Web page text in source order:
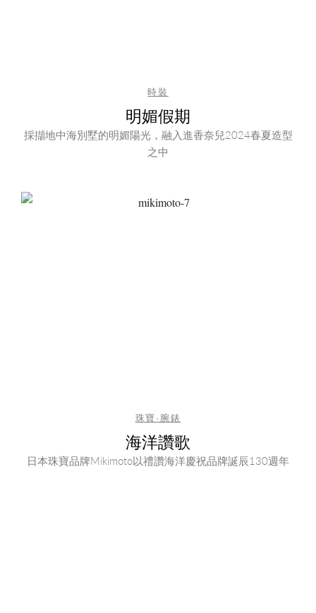
時裝
明媚假期
採擷地中海別墅的明媚陽光，融入進香奈兒2024春夏造型
之中
珠寶·腕錶
海洋讚歌
日本珠寶品牌Mikimoto以禮讚海洋慶祝品牌誕辰130週年